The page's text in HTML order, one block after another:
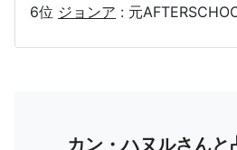
6位 ジョンア : 元
カン・ハヌルさんと